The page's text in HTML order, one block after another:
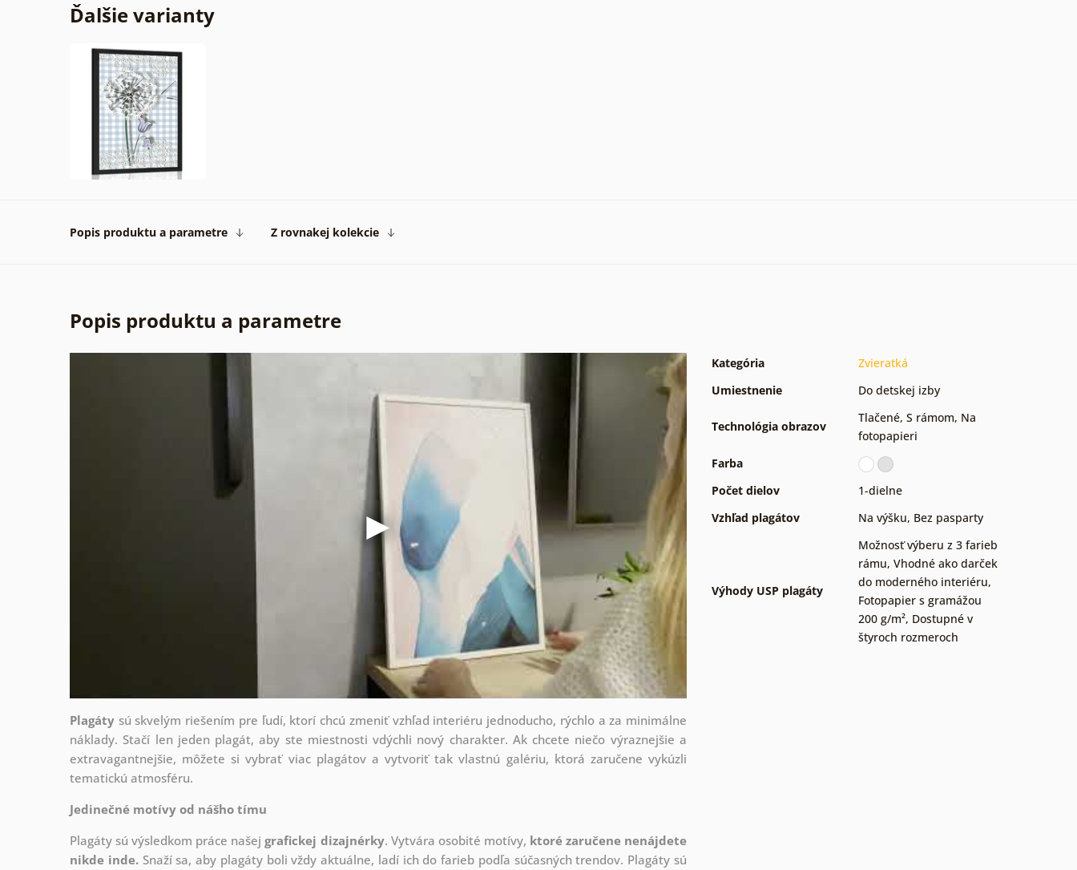
Ďalšie varianty
Popis produktu a parametre Z rovnakej kolekcie
Popis produktu a parametre
Plagáty sú skvelým riešením pre ľudí, ktorí chcú zmeniť vzhľad interiéru jednoducho, rýchlo a za minimálne
náklady. Stačí len jeden plagát, aby ste miestnosti vdýchli nový charakter. Ak chcete niečo výraznejšie a
extravagantnejšie, môžete si vybrať viac plagátov a vytvoriť tak vlastnú galériu, ktorá zaručene vykúzli
tematickú atmosféru.
Jedinečné motívy od nášho tímu
Plagáty sú výsledkom práce našejgrafickej dizajnérky. Vytvára osobité motívy, ktoré zaručene nenájdete
nikde inde.Snaží sa, aby plagáty boli vždy aktuálne, ladí ich do farieb podľa súčasných trendov. Plagáty sú
Kategória
Zvieratká
Umiestnenie
Do detskej izby
Technológia obrazov
Tlačené, S rámom, Na
fotopapieri
Farba
Počet dielov
1-dielne
Vzhľad plagátov
Na výšku, Bez pasparty
Výhody USP plagáty
Možnosť výberu z 3 farieb
rámu, Vhodné ako darček
do moderného interiéru,
Fotopapier s gramážou
200 g/m², Dostupné v
štyroch rozmeroch